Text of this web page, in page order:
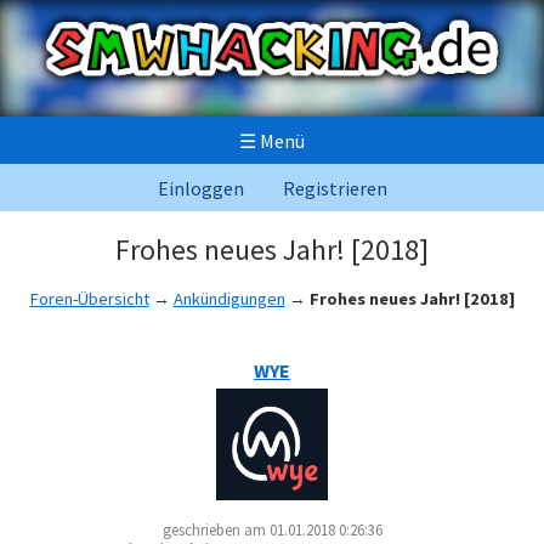
☰ Menü
Einloggen
Registrieren
Frohes neues Jahr! [2018]
Foren-Übersicht→ Ankündigungen → Frohes neues Jahr! [2018]
WYE
geschrieben am 01.01.2018 0:26:36